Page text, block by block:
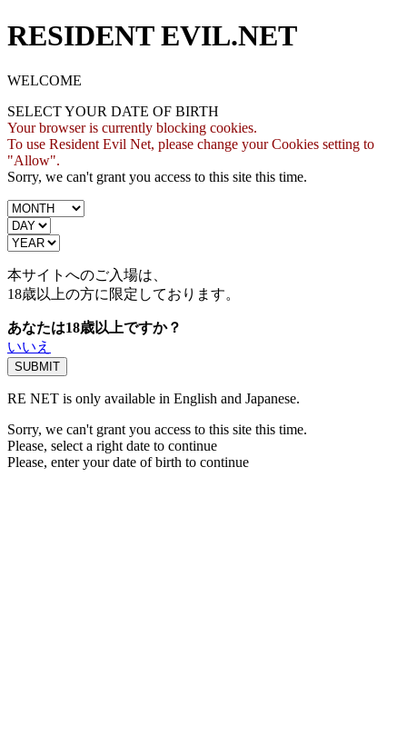
RESIDENT EVIL.NET
WELCOME
SELECT YOUR DATE OF BIRTH
Your browser is currently blocking cookies.
To use Resident Evil Net, please change your Cookies setting to
"Allow".
Sorry, we can't grant you access to this site this time.
本サイトへのご入場は、
18歳以上の方に限定しております。
あなたは18歳以上ですか？
いいえ
RE NET is only available in English and Japanese.
Sorry, we can't grant you access to this site this time.
Please, select a right date to continue
Please, enter your date of birth to continue